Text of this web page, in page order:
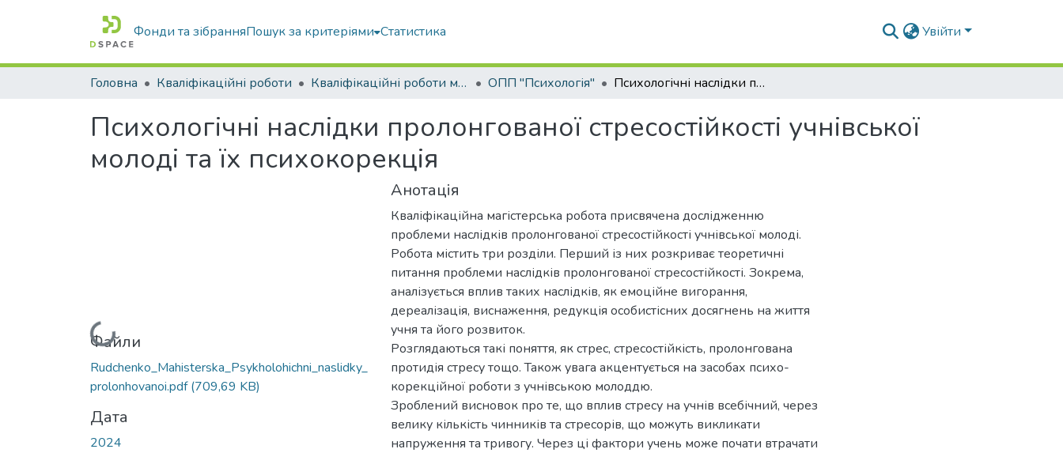
Фонди та зібранняПошук за критеріями Статистика Увійти
Головна Кваліфікаційні роботи Кваліфікаційні роботи магістрів ОПП "Психологія" Психологічні наслідки пролонгованої стресостійкості учнівської молоді та їх психокорекція
Психологічні наслідки пролонгованої стресостійкості учнівської
молоді та їх психокорекція
Вантажиться...
Файли
Rudchenko_Mahisterska_Psykholohichni_naslidky_
prolonhovanoi.pdf(709,69 KB)
Дата
2024
Анотація
Кваліфікаційна магістерська робота присвячена дослідженню
проблеми наслідків пролонгованої стресостійкості учнівської молоді.
Робота містить три розділи. Перший із них розкриває теоретичні
питання проблеми наслідків пролонгованої стресостійкості. Зокрема,
аналізується вплив таких наслідків, як емоційне вигорання,
дереалізація, виснаження, редукція особистісних досягнень на життя
учня та його розвиток.
Розглядаються такі поняття, як стрес, стресостійкість, пролонгована
протидія стресу тощо. Також увага акцентується на засобах психо-
корекційної роботи з учнівською молоддю.
Зроблений висновок про те, що вплив стресу на учнів всебічний, через
велику кількість чинників та стресорів, що можуть викликати
напруження та тривогу. Через ці фактори учень може почати втрачати